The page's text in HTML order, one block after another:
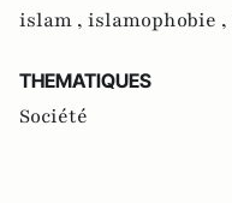
islam , islamophobie ,
THEMATIQUES
Société